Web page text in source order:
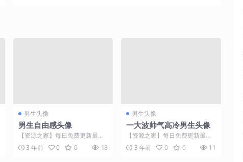
男生头像
男生自由感头像
【资源之家】每日免费更新最热
门的副业项目资源 【资源之家】
每日免费更新最热门的副...
3 年前 0 0 18
男生头像
一大波帅气高冷男生头像
【资源之家】每日免费更新最热
门的副业项目资源 整理不易，喜
欢的别忘了点个赞再走哦...
3 年前 0 0 11